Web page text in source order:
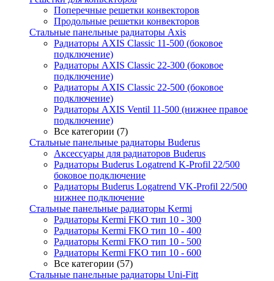
Поперечные решетки конвекторов
Продольные решетки конвекторов
Стальные панельные радиаторы Axis
Радиаторы AXIS Classic 11-500 (боковое
подключение)
Радиаторы AXIS Classic 22-300 (боковое
подключение)
Радиаторы AXIS Classic 22-500 (боковое
подключение)
Радиаторы AXIS Ventil 11-500 (нижнее правое
подключение)
Все категории (7)
Стальные панельные радиаторы Buderus
Аксессуары для радиаторов Buderus
Радиаторы Buderus Logatrend K-Profil 22/500
боковое подключение
Радиаторы Buderus Logatrend VK-Profil 22/500
нижнее подключение
Стальные панельные радиаторы Kermi
Радиаторы Kermi FKO тип 10 - 300
Радиаторы Kermi FKO тип 10 - 400
Радиаторы Kermi FKO тип 10 - 500
Радиаторы Kermi FKO тип 10 - 600
Все категории (57)
Стальные панельные радиаторы Uni-Fitt